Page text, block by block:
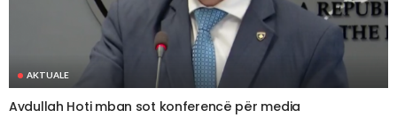
AKTUALE
Avdullah Hoti mban sot konferencë për media